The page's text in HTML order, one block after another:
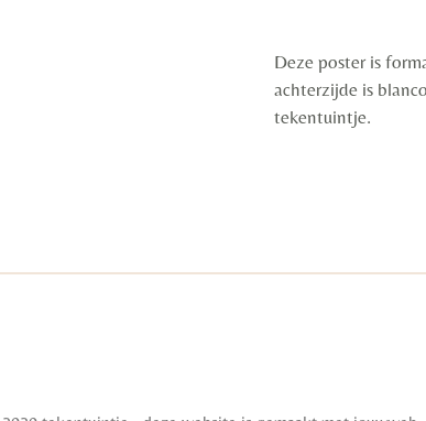
Deze poster is
achterzijde is
tekentuintje.